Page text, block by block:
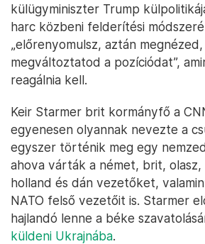
külügyminiszter Trump
harc közbeni felderítési
„előrenyomulsz, aztán
megváltoztatod a pozíciódat”,
reagálnia kell.
Keir Starmer brit kormányfő a
egyenesen olyannak nevezte a
egyszer történik meg egy
ahova várták a német, brit,
holland és dán vezetőket,
NATO felső vezetőit is. Starmer
hajlandó lenne a béke
küldeni Ukrajnába.